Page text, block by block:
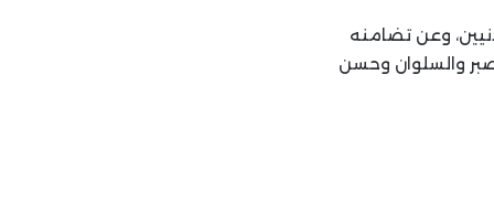
وعن تضامنه
والسلوان وحسن